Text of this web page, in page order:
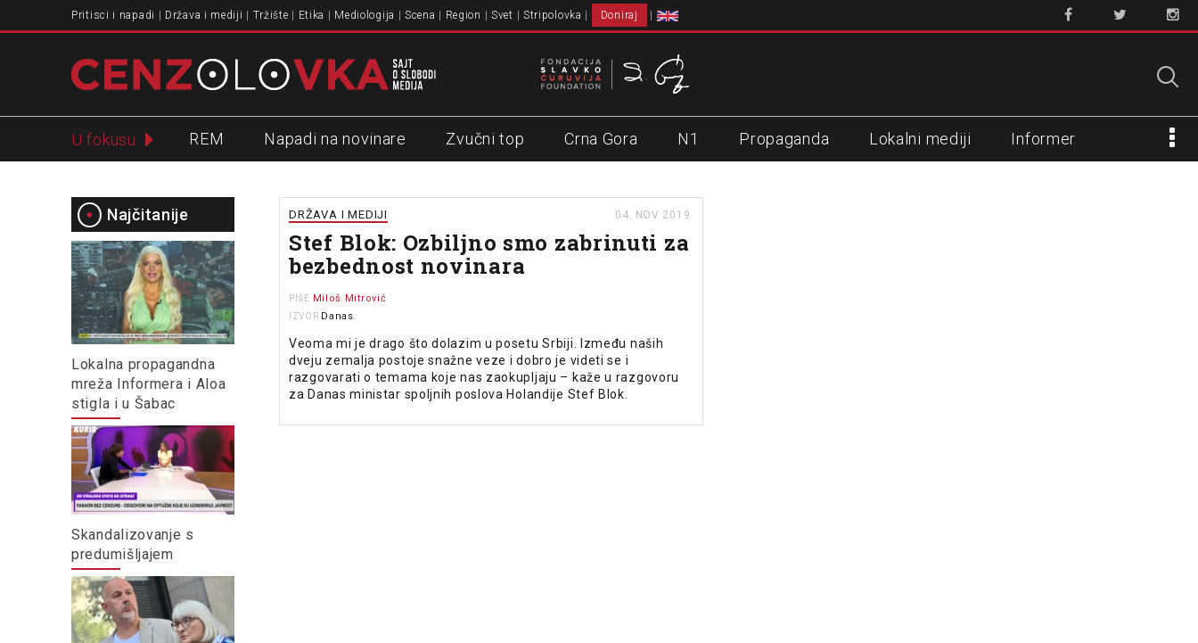
Pritisci i napadi Država i mediji Tržište Etika Mediologija Scena Region Svet Stripolovka Doniraj
U fokusu REM Napadi na novinare Zvučni top Crna Gora N1 Propaganda Lokalni mediji Informer
Najčitanije
Lokalna propagandna
mreža Informera i Aloa
stigla i u Šabac
Skandalizovanje s
predumišljajem
DRŽAVA I MEDIJI 04. NOV 2019.
Stef Blok: Ozbiljno smo zabrinuti za
bezbednost novinara
PIŠE Miloš Mitrović
IZVOR Danas
Veoma mi je drago što dolazim u posetu Srbiji. Između naših
dveju zemalja postoje snažne veze i dobro je videti se i
razgovarati o temama koje nas zaokupljaju – kaže u razgovoru
za Danas ministar spoljnih poslova Holandije Stef Blok.